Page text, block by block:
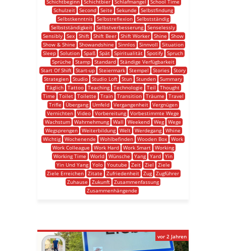
Schichtbeginn Schichtbier Schlafmangel
School Time
Schulzeit
Second Seite Sekunde
Selbstfindung
Selbstkenntnis
Selbstreflexion
Selbstständig
Selbstständigkeit Selbstverbesserung Senselessly
Sensibly
Sex Shift Shift Beer Shift Worker Shine
Show
Show & Shine
Showandshine Sinnlos Sinnvoll
Situation
Sleep Solution Spaß Spät Spiritualität Spotify Spruch
Sprüche
Stamp Standard
Ständige Verfügbarkeit
Start Of Shift
Start-up Steiermark Stempel Stories
Story
Strategien Studio Studio Loft Stun Stunden Summary
Täglich Tattoo Teaching Technologie Teil
Thought
Time
Toilet Toilette Train Transition Träume
Travel
Trifle
Übergang Umfeld Vergangenheit
Vergnügen
Vernichten Video Vorbereitung Vorbestimmte Wege
Wachstum Wahrnehmung Wall Weekend Weg Wege
Wegsprengen Weiterbildung Welt Werdegang Whine
Wichtig Wochenende Wohlbefinden Wooden Box Work
Work Colleague
Work Hard Work Smart
Working
Working Time
World Wünsche Yang Yard Yin
Yin Und Yang
Yolo Youtube Zeit Ziel
Ziele
Ziele Erreichen Zitate Zufriedenheit Zug Zugführer
Zuhause
Zukunft Zusammenfassung
Zusammenhängende
vor 2 Jahren